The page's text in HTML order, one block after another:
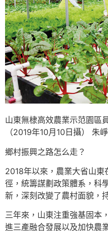
山東無棣高效農業示范園區
（2019年10月10日攝）
鄉村振興之路怎么走？
2018年以來，農業大省山
徑，統籌謀劃政策體系，科
新，深刻改變了農村面貌，
三年來，山東注重強基固本
進三產融合發展以及加快農